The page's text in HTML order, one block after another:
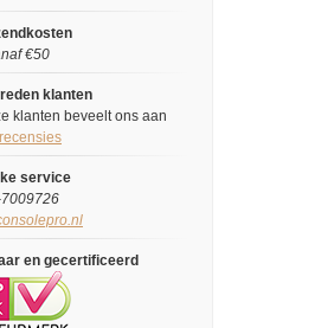
€50
klanten
klanten beveelt ons aan
service
en gecertificeerd